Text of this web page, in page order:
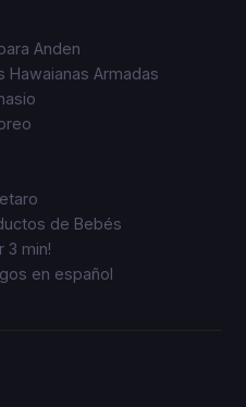
Anden
Hawaianas Armadas
de Bebés
3 min!
en español